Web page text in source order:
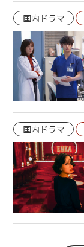
国内ドラマ
国内ドラマ